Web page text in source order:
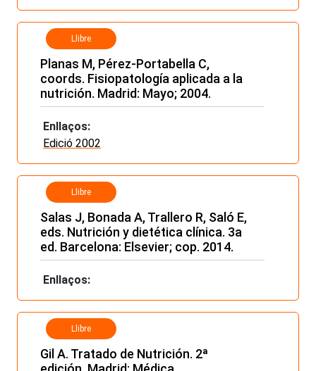
Llibre
Planas M, Pérez-Portabella C,
coords. Fisiopatología aplicada a la
nutrición. Madrid: Mayo; 2004.
Enllaços:
Edició 2002
Llibre
Salas J, Bonada A, Trallero R, Saló E,
eds. Nutrición y dietética clínica. 3a
ed. Barcelona: Elsevier; cop. 2014.
Enllaços:
Llibre
Gil A. Tratado de Nutrición. 2ª